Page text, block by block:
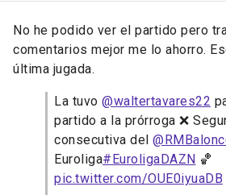
No he podido ver el partido pero
comentarios mejor me lo ahorro.
última jugada.
La tuvo @waltertavares22
partido a la prórroga ❌
consecutiva del
Euroliga#EuroligaDAZN 🏀
pic.twitter.com/OUE0iyuaDB